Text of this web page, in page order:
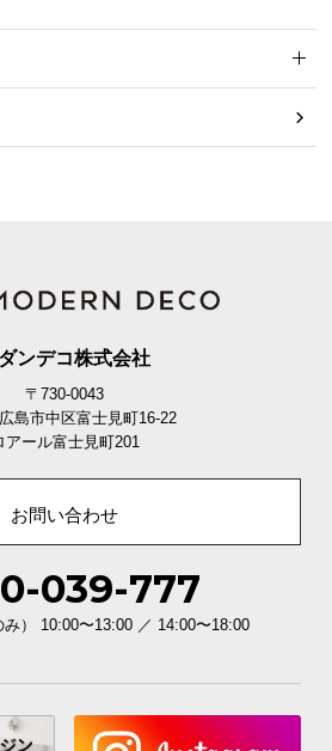
ンデコ株式会社
〒730-0043
島市中区富士見町16-22
アール富士見町201
お問い合わせ
039-777
） 10:00〜13:00 ／ 14:00〜18:00